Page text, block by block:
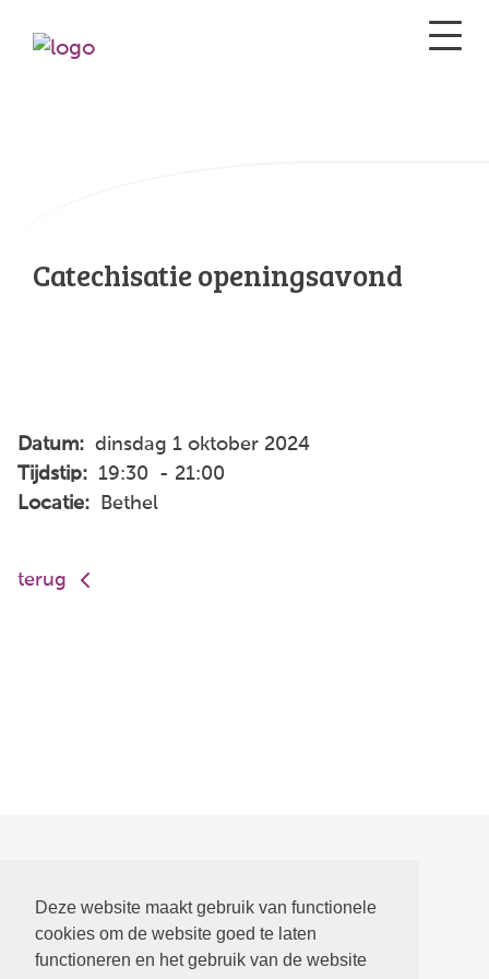
Deze website maakt gebruik van functionele
cookies om de website goed te laten
functioneren en het gebruik van de website
Catechisatie openingsavond
Datum: dinsdag 1 oktober 2024
Tijdstip:
19:30 - 21:00
Locatie:
Bethel
terug